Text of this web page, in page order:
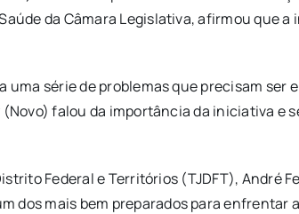
da Câmara Legislativa, afirmou que
uma série de problemas que precisam
falou da importância da iniciativa e
Federal e Territórios (TJDFT), André
dos mais bem preparados para enfrentar